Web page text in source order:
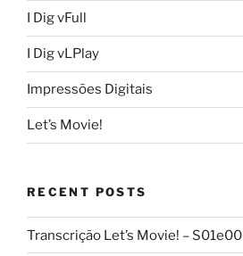
I Dig vFull
I Dig vLPlay
Impressões Digitais
Let’s Movie!
RECENT POSTS
Transcrição Let’s Movie! – S01e00